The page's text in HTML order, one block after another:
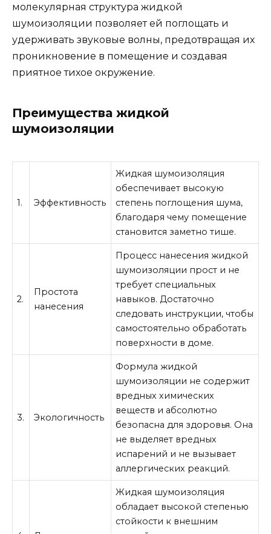
молекулярная структура жидкой
шумоизоляции позволяет ей поглощать и
удерживать звуковые волны, предотвращая их
проникновение в помещение и создавая
приятное тихое окружение.
Преимущества жидкой
шумоизоляции
1. Эффективность
Жидкая шумоизоляция
обеспечивает высокую
степень поглощения шума,
благодаря чему помещение
становится заметно тише.
2.
Простота
нанесения
Процесс нанесения жидкой
шумоизоляции прост и не
требует специальных
навыков. Достаточно
следовать инструкции, чтобы
самостоятельно обработать
поверхности в доме.
3. Экологичность
Формула жидкой
шумоизоляции не содержит
вредных химических
веществ и абсолютно
безопасна для здоровья. Она
не выделяет вредных
испарений и не вызывает
аллергических реакций.
Жидкая шумоизоляция
обладает высокой степенью
стойкости к внешним